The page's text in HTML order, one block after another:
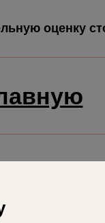
оценку